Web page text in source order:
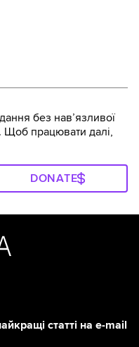
без навʼязливої
Щоб працювати далі,
DONATE
статті на e-mail